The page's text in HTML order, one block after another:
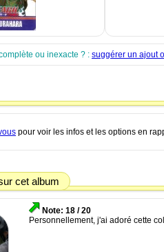
ou inexacte ? : suggérer un ajout
pour voir les infos et les options en
cet album
Note: 18 / 20
Personnellement, j'ai adoré cette